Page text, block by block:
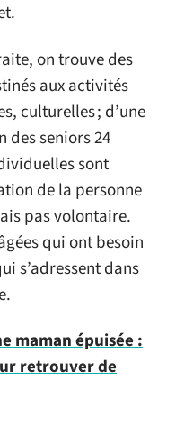
on trouve des
aux activités
culturelles ; d’une
des seniors 24
sont
de la personne
pas volontaire.
qui ont besoin
s’adressent dans
maman épuisée :
retrouver de